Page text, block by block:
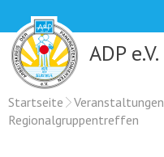
content
ADP e.V.
Startseite Veranstaltungen
Regionalgruppentreffen